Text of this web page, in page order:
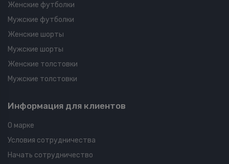
Женские футболки
Мужские футболки
Женские шорты
Мужские шорты
Женские толстовки
Мужские толстовки
Информация для клиентов
О марке
Условия сотрудничества
Начать сотрудничество